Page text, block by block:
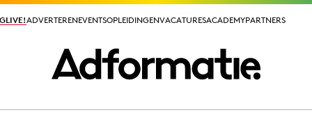
ADVERTERENEVENTSOPLEIDINGENVACATURESACADEMYPARTNERS
ADVERTERENEVENTSOPLEIDINGENVACATURESACADEMYPARTNERS